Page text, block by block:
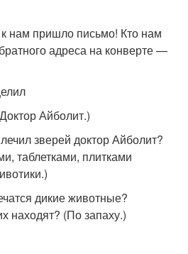
нам пришло письмо! Кто нам
адреса на конверте —
Айболит.)
зверей доктор Айболит?
таблетками, плитками
дикие животные?
находят? (По запаху.)